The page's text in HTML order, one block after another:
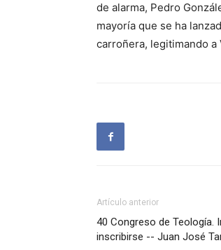
de alarma, Pedro
mayoría que se ha
carroñera, legitimando a
Artículo anterior
40 Congreso de Teología.
inscribirse -- Juan José